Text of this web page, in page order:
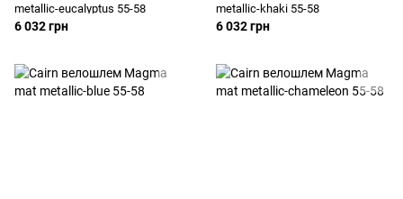
metallic-eucalyptus 55-58
6 032 грн
metallic-khaki 55-58
6 032 грн